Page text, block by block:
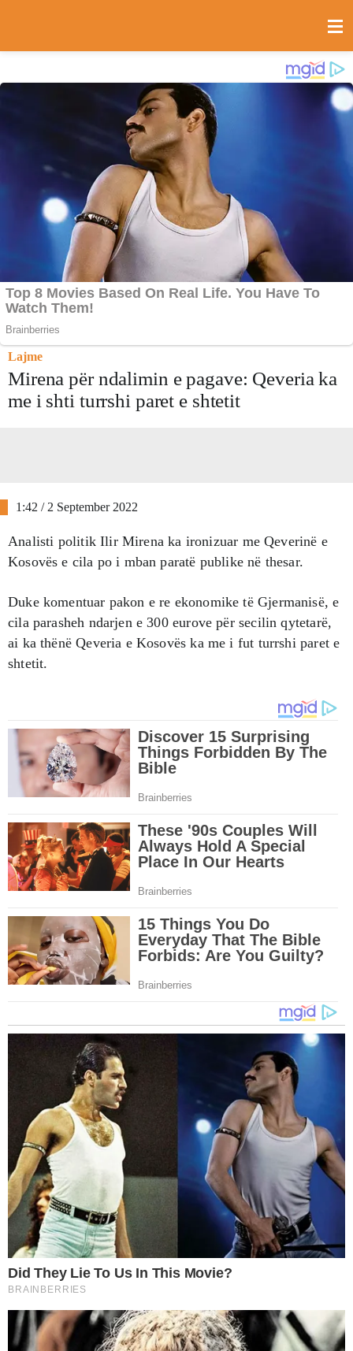
Lajme
Mirena për ndalimin e pagave: Qeveria ka
me i shti turrshi paret e shtetit
1:42 / 2 September 2022
Analisti politik Ilir Mirena ka ironizuar me Qeverinë e
Kosovës e cila po i mban paratë publike në thesar.
Duke komentuar pakon e re ekonomike të Gjermanisë, e
cila parasheh ndarjen e 300 eurove për secilin qytetarë,
ai ka thënë Qeveria e Kosovës ka me i fut turrshi paret e
shtetit.